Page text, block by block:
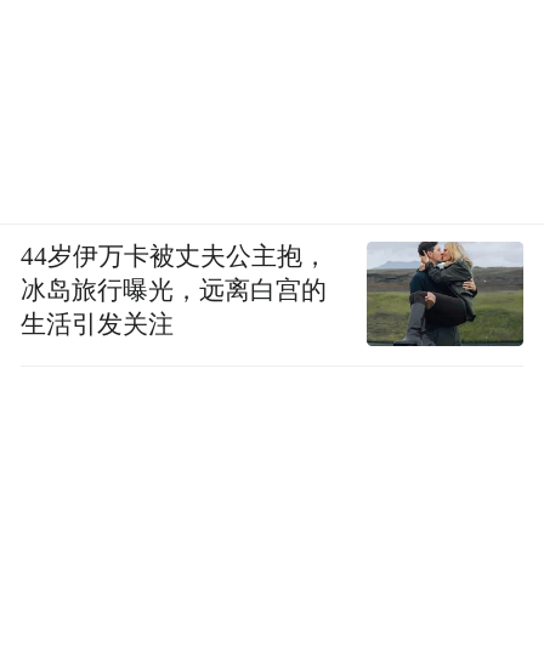
44岁伊万卡被丈夫公主抱，
冰岛旅行曝光，远离白宫的
生活引发关注